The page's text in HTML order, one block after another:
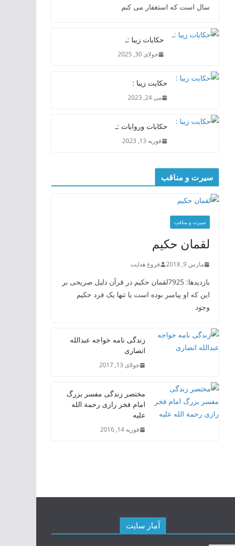
سال است که استغفار می کنم
حکایات زیبا :ـ
جولای 30, 2025
حکایت زیبا :
می 24, 2023
حکایات وروایات :ـ
فوریه 13, 2023
سیرت و مناقب
سیرت و منافب
لقمان حکیم
مارس 9, 2018 فروغ هدایت
بازدیدها: 7925لقمان حکیم در قرآن دلیل صریحی بر
این که او پیامبر بوده است یا تنها یک فرد حکیم
وجود
زندگی نامه خواجه عبدالله
انصاری
جولای 13, 2017
مختصر زندگی مفسر بزرگ
امام فخر رازی رحمة الله
علیه
فوریه 14, 2016
آمار سایت